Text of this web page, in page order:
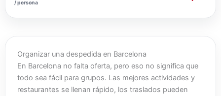
/ persona
Organizar una despedida en Barcelona
En Barcelona no falta oferta, pero eso no significa que
todo sea fácil para grupos. Las mejores actividades y
restaurantes se llenan rápido, los traslados pueden